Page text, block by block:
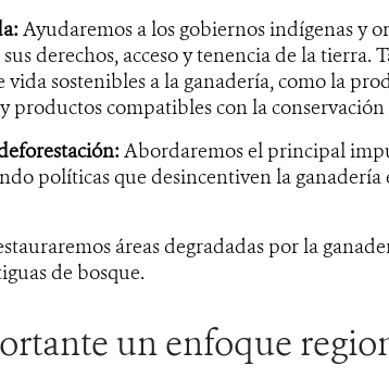
Ayudaremos a los gobiernos indígenas y
derechos, acceso y tenencia de la tierra.
sostenibles a la ganadería, como la
productos compatibles con la conservación
Abordaremos el principal
políticas que desincentiven la ganadería
áreas degradadas por la
de bosque.
un enfoque